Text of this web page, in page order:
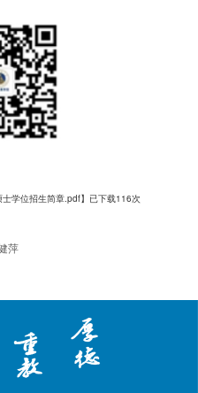
学位招生简章.pdf】已下载116次
萍